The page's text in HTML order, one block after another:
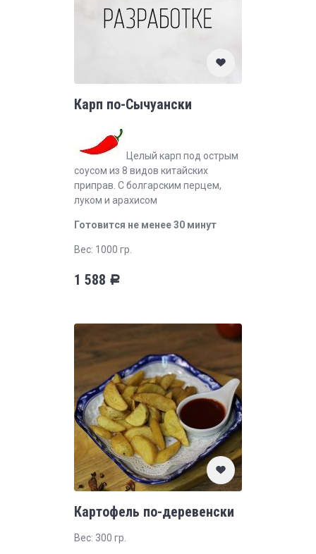
Карп по-Сычуански
Целый карп под острым
соусом из 8 видов китайских
приправ. С болгарским перцем,
луком и арахисом
Готовится не менее 30 минут
Вес: 1000 гр.
1 588 Р
Картофель по-деревенски
Вес: 300 гр.